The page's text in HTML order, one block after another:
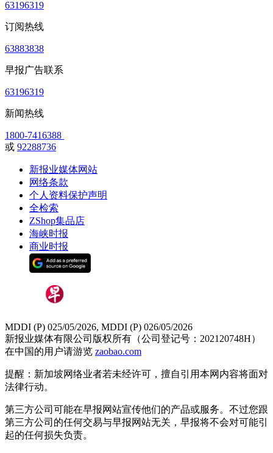
63196319
订阅热线
63883838
早报广告联系
63196319
新闻热线
1800-7416388
或 92288736
新报业媒体网站
网络条款
个人资料保护声明
全检索
ZShop集品店
海峡时报
商业时报
MDDI (P) 025/05/2026, MDDI (P) 026/05/2026
新报业媒体有限公司版权所有（公司登记号：202120748H）
在中国的用户请游览 zaobao.com
提醒：新加坡网络业者若未经许可，擅自引用本网内容将面对
法律行动。
第三方公司可能在早报网站宣传他们的产品或服务。不过您跟
第三方公司的任何交易与早报网站无关，早报将不会对可能引
起的任何损失负责。